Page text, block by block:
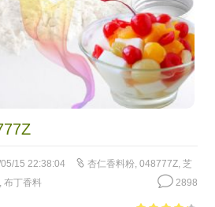
15 22:38:04 杏仁香料粉, 048777Z, 芝
, 布丁香料 2898